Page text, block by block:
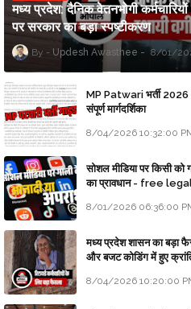
मध्य प्रदेश: दैनिक वेतनभोगी
पर सरकार का बड़ा स्पष्टीकरण
Updesh Awasthee 8/01/
MP Patwari भर्ती
संपूर्ण मार्गदर्शिका
8/04/2026 10:32:00
सोशल मीडिया पर किसी को
का प्रावधान - free
8/01/2026 06:36:00
मध्य प्रदेश शासन का बड़ा
और बजट कोडिंग में हुए
8/04/2026 10:20:00